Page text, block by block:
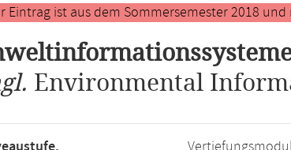
Eintrag ist aus dem Sommersemester 2018
Environmental